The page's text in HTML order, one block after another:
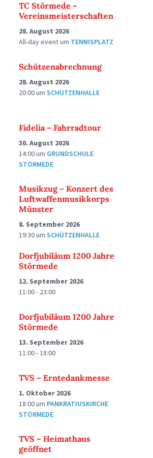
TC Störmede –
Vereinsmeisterschaften
28. August 2026
All-day eventum TENNISPLATZ
Schützenabrechnung
28. August 2026
20:00umSCHÜTZENHALLE
Fidelia – Fahrradtour
30. August 2026
14:00um GRUNDSCHULE
STÖRMEDE
Musikzug – Konzert des
Luftwaffenmusikkorps
Münster
8. September 2026
19:30umSCHÜTZENHALLE
Dorfjubiläum 1200 Jahre
Störmede
12. September 2026
11:00 - 23:00
Dorfjubiläum 1200 Jahre
Störmede
13. September 2026
11:00 - 18:00
TVS – Erntedankmesse
1. Oktober 2026
18:00um PANKRATIUSKIRCHE
STÖRMEDE
TVS – Heimathaus
geöffnet